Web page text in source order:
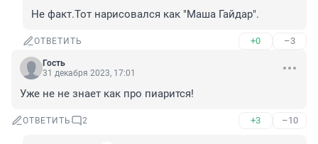
Не факт.Тот нарисовался как "Маша Гайдар".
ОТВЕТИТЬ +0 –3
Гость
31 декабря 2023, 17:01
Уже не не знает как про пиарится!
ОТВЕТИТЬ 2 +3 –10